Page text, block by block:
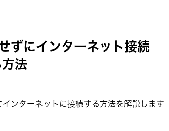
ずにインターネット接続
法
ンターネットに接続する方法を解説します